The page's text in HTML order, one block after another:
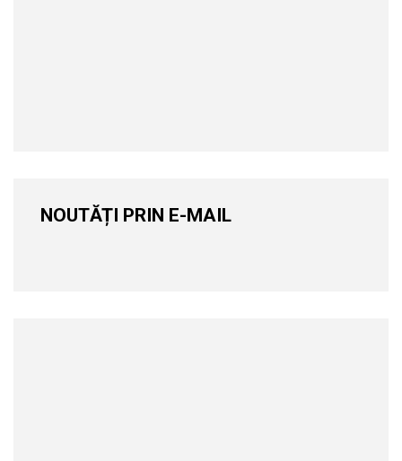
NOUTĂȚI PRIN E-MAIL